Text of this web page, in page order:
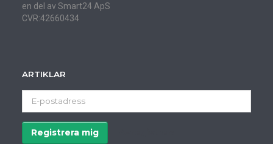
en del av Smart24 ApS
CVR:42660434
ARTIKLAR
postadress
Registrera mig